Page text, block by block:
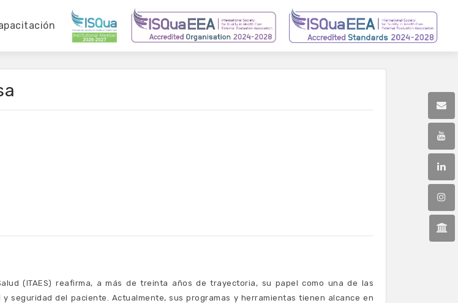
(ITAES) reafirma, a más de treinta años de trayectoria, su papel como una de las
seguridad del paciente. Actualmente, sus programas y herramientas tienen alcance en